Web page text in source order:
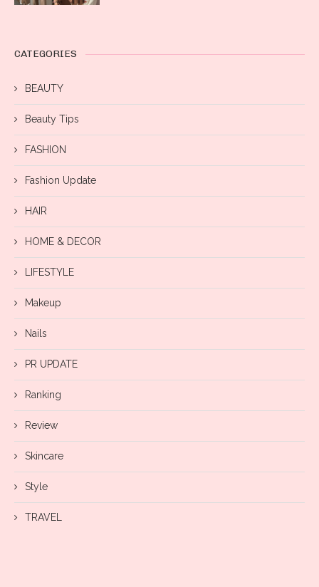
CATEGORIES
BEAUTY
Beauty Tips
FASHION
Fashion Update
HAIR
HOME & DECOR
LIFESTYLE
Makeup
Nails
PR UPDATE
Ranking
Review
Skincare
Style
TRAVEL